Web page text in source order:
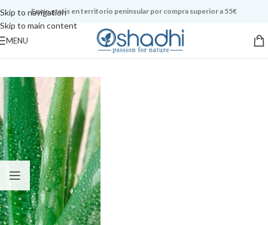
Skip to navigation
Skip to main content
Envío gratis en territorio peninsular por compra superior a 55€
MENU